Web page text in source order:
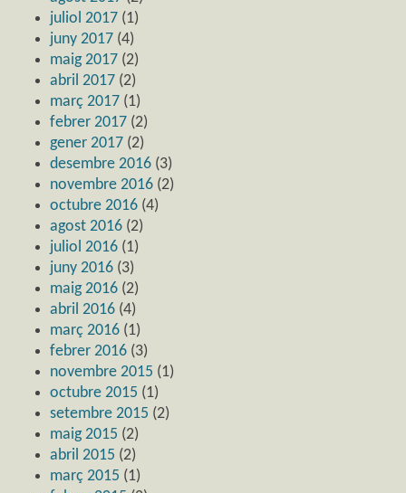
juliol 2017 (1)
juny 2017 (4)
maig 2017 (2)
abril 2017 (2)
març 2017 (1)
febrer 2017 (2)
gener 2017 (2)
desembre 2016 (3)
novembre 2016 (2)
octubre 2016 (4)
agost 2016 (2)
juliol 2016 (1)
juny 2016 (3)
maig 2016 (2)
abril 2016 (4)
març 2016 (1)
febrer 2016 (3)
novembre 2015 (1)
octubre 2015 (1)
setembre 2015 (2)
maig 2015 (2)
abril 2015 (2)
març 2015 (1)